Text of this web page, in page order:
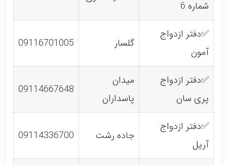
شماره 6
✅دفتر ازدواج
آمون
گلسار 09116701005
✅دفتر ازدواج
پری سان
میدان
پاسداران
09114667648
✅دفتر ازدواج
آریل
جاده رشت 09114336700